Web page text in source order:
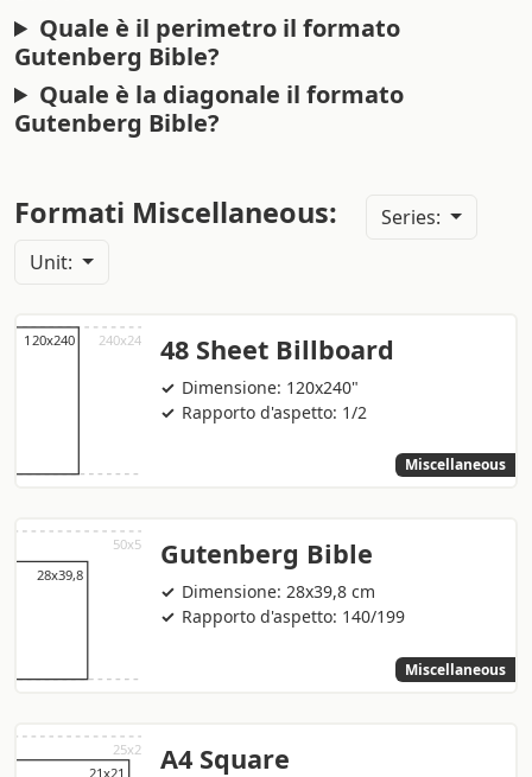
Quale è il perimetro il formato
Gutenberg Bible?
Quale è la diagonale il formato
Gutenberg Bible?
Formati Miscellaneous:
Series:
Unit:
48 Sheet Billboard
Dimensione: 120x240"
Rapporto d'aspetto: 1/2
Miscellaneous
Gutenberg Bible
Dimensione: 28x39,8 cm
Rapporto d'aspetto: 140/199
Miscellaneous
A4 Square